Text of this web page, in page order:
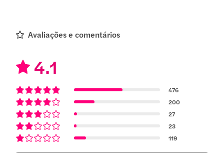
Avaliações e comentários
4.1
476
200
27
23
119